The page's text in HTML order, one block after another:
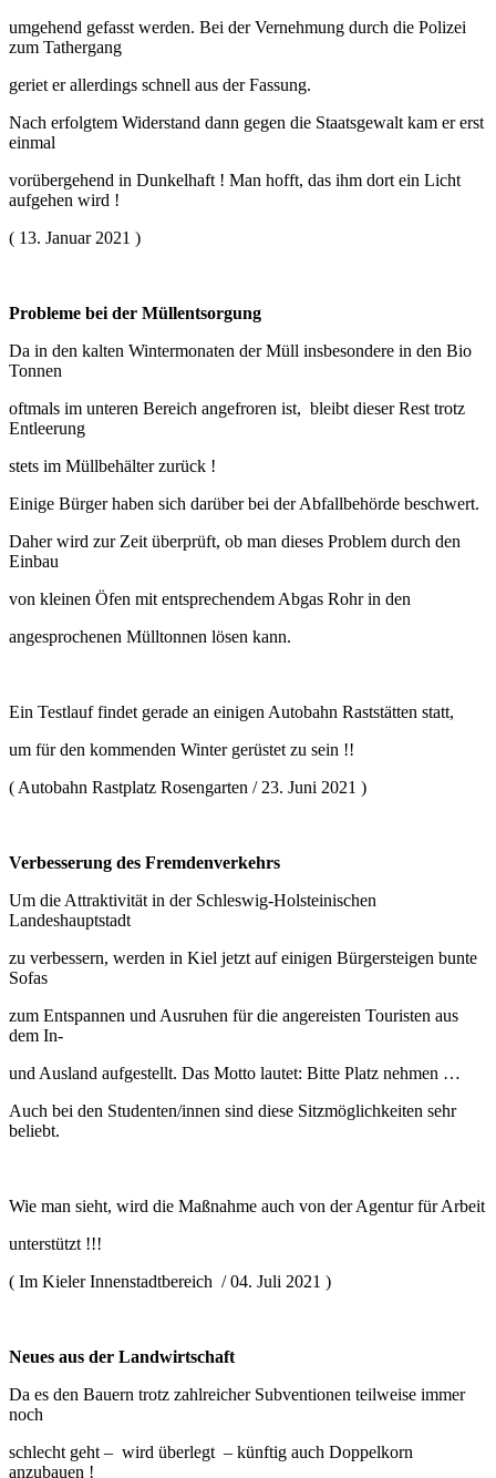
umgehend gefasst werden. Bei der Vernehmung durch die Polizei
zum Tathergang
geriet er allerdings schnell aus der Fassung.
Nach erfolgtem Widerstand dann gegen die Staatsgewalt kam er erst
einmal
vorübergehend in Dunkelhaft ! Man hofft, das ihm dort ein Licht
aufgehen wird !
( 13. Januar 2021 )
Probleme bei der Müllentsorgung
Da in den kalten Wintermonaten der Müll insbesondere in den Bio
Tonnen
oftmals im unteren Bereich angefroren ist, bleibt dieser Rest trotz
Entleerung
stets im Müllbehälter zurück !
Einige Bürger haben sich darüber bei der Abfallbehörde beschwert.
Daher wird zur Zeit überprüft, ob man dieses Problem durch den
Einbau
von kleinen Öfen mit entsprechendem Abgas Rohr in den
angesprochenen Mülltonnen lösen kann.
Ein Testlauf findet gerade an einigen Autobahn Raststätten statt,
um für den kommenden Winter gerüstet zu sein !!
( Autobahn Rastplatz Rosengarten / 23. Juni 2021 )
Verbesserung des Fremdenverkehrs
Um die Attraktivität in der Schleswig-Holsteinischen
Landeshauptstadt
zu verbessern, werden in Kiel jetzt auf einigen Bürgersteigen bunte
Sofas
zum Entspannen und Ausruhen für die angereisten Touristen aus
dem In-
und Ausland aufgestellt. Das Motto lautet: Bitte Platz nehmen …
Auch bei den Studenten/innen sind diese Sitzmöglichkeiten sehr
beliebt.
Wie man sieht, wird die Maßnahme auch von der Agentur für Arbeit
unterstützt !!!
( Im Kieler Innenstadtbereich / 04. Juli 2021 )
Neues aus der Landwirtschaft
Da es den Bauern trotz zahlreicher Subventionen teilweise immer
noch
schlecht geht – wird überlegt – künftig auch Doppelkorn
anzubauen !